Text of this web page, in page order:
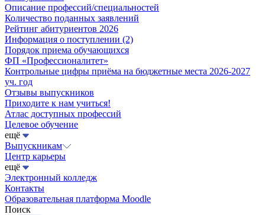
Описание профессий/специальностей
Количество поданных заявлений
Рейтинг абитуриентов 2026
Информация о поступлении (2)
Порядок приема обучающихся
ФП «Профессионалитет»
Контрольные цифры приёма на бюджетные места 2026-2027
уч. год
Отзывы выпускников
Приходите к нам учиться!
Атлас доступных профессий
Целевое обучение
ещё
Выпускникам
Центр карьеры
ещё
Электронный колледж
Контакты
Образовательная платформа Moodle
Поиск